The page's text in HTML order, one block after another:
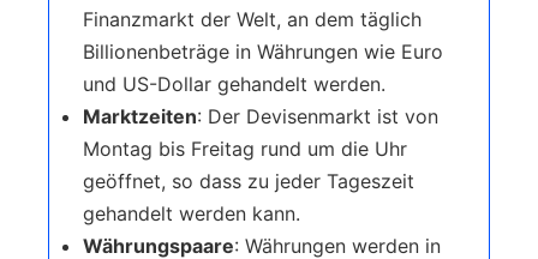
Finanzmarkt der Welt, an dem täglich
Billionenbeträge in Währungen wie Euro
und US-Dollar gehandelt werden.
Marktzeiten: Der Devisenmarkt ist von
Montag bis Freitag rund um die Uhr
geöffnet, so dass zu jeder Tageszeit
gehandelt werden kann.
Währungspaare: Währungen werden in